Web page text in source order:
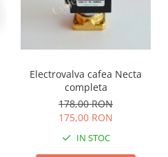
Electrovalva cafea Necta
completa
178,00 RON
175,00 RON
IN STOC